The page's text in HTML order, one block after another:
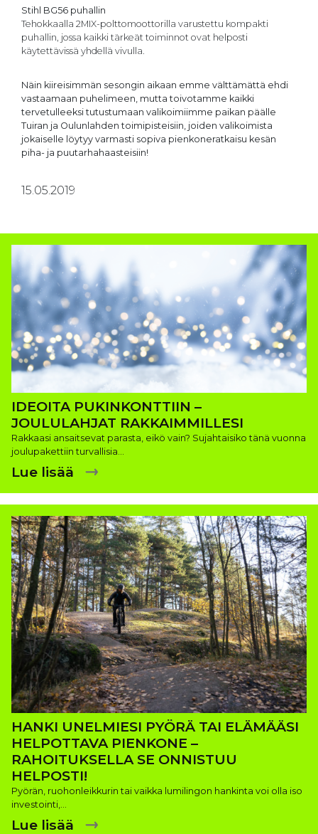
Stihl BG56 puhallin
Tehokkaalla 2MIX-polttomoottorilla varustettu kompakti
puhallin, jossa kaikki tärkeät toiminnot ovat helposti
käytettävissä yhdellä vivulla.
Näin kiireisimmän sesongin aikaan emme välttämättä ehdi
vastaamaan puhelimeen, mutta toivotamme kaikki
tervetulleeksi tutustumaan valikoimiimme paikan päälle
Tuiran ja Oulunlahden toimipisteisiin, joiden valikoimista
jokaiselle löytyy varmasti sopiva pienkoneratkaisu kesän
piha- ja puutarhahaasteisiin!
15.05.2019
IDEOITA PUKINKONTTIIN –
JOULULAHJAT RAKKAIMMILLESI
Rakkaasi ansaitsevat parasta, eikö vain? Sujahtaisiko tänä vuonna
joulupakettiin turvallisia…
Lue lisää
HANKI UNELMIESI PYÖRÄ TAI ELÄMÄÄSI
HELPOTTAVA PIENKONE –
RAHOITUKSELLA SE ONNISTUU
HELPOSTI!
Pyörän, ruohonleikkurin tai vaikka lumilingon hankinta voi olla iso
investointi,…
Lue lisää